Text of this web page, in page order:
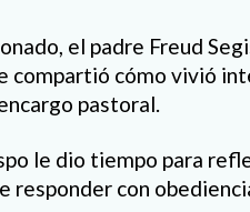
el padre Freud
compartió cómo vivió
pastoral.
le dio tiempo para
responder con